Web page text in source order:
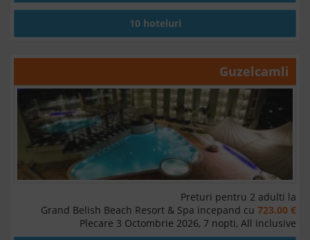
10 hoteluri
Guzelcamli
Preturi pentru 2 adulti la
Grand Belish Beach Resort & Spa incepand cu 723.00 €
Plecare 3 Octombrie 2026, 7 nopti, All inclusive